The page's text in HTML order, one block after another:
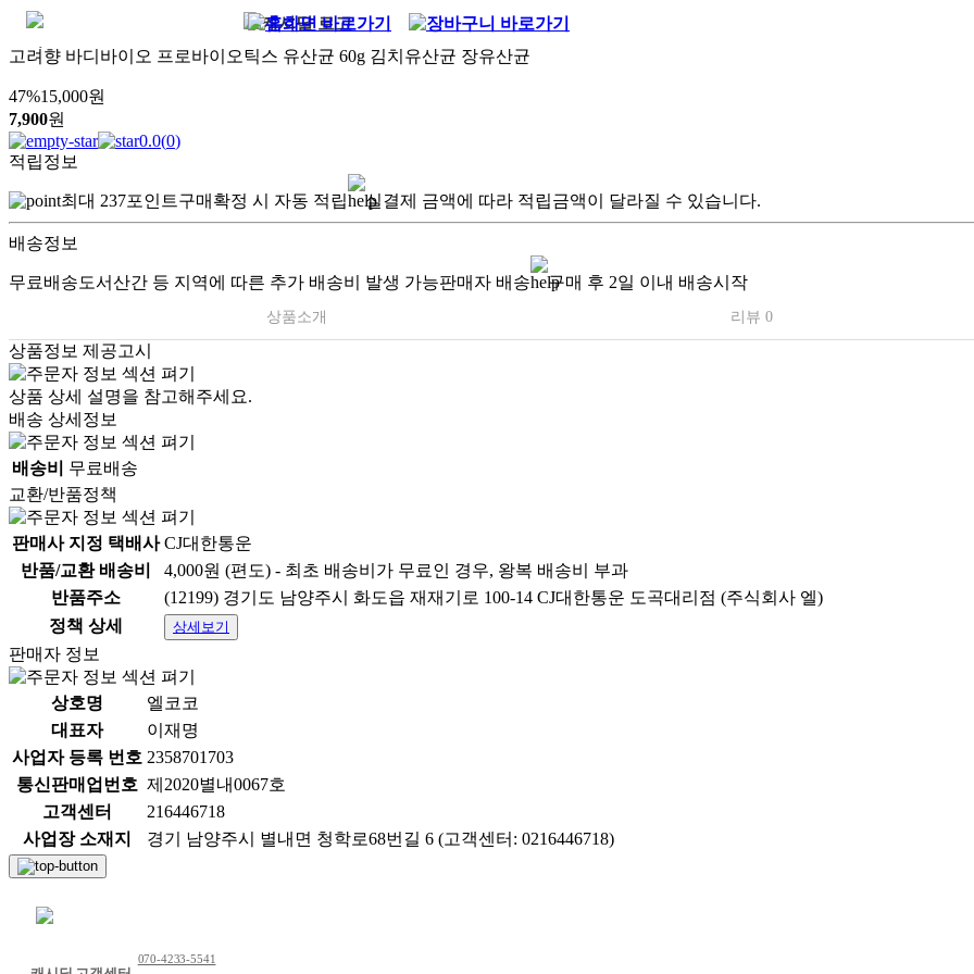
고려향 바디바이오 프로바이오틱스 유산균 60g 김치유산균 장유산균
47%15,000원
7,900원
0.0(0)
적립정보
최대 237포인트구매확정 시 자동 적립 실결제 금액에 따라 적립금액이 달라질 수 있습니다.
배송정보
무료배송도서산간 등 지역에 따른 추가 배송비 발생 가능판매자 배송 구매 후 2일 이내 배송시작
상품소개 리뷰 0
상품정보 제공고시
상품 상세 설명을 참고해주세요.
배송 상세정보
배송비
무료배송
교환/반품정책
판매사 지정 택배사 CJ대한통운
반품/교환 배송비
4,000원 (편도) - 최초 배송비가 무료인 경우, 왕복 배송비 부과
반품주소
(12199) 경기도 남양주시 화도읍 재재기로 100-14 CJ대한통운 도곡대리점 (주식회사 엘)
정책 상세
상세보기
판매자 정보
상호명
엘코코
대표자
이재명
사업자 등록 번호 2358701703
통신판매업번호 제2020별내0067호
고객센터
216446718
사업장 소재지
경기 남양주시 별내면 청학로68번길 6 (고객센터: 0216446718)
070-4233-5541